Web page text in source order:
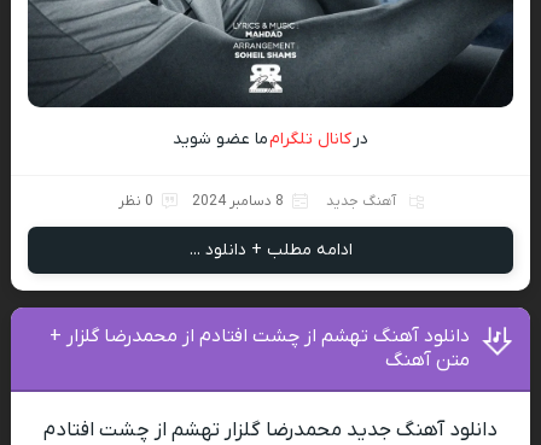
درکانال تلگرامما عضو شوید
آهنگ جدید 8 دسامبر 2024 0 نظر
ادامه مطلب + دانلود ...
دانلود آهنگ تهشم از چشت افتادم از محمدرضا گلزار +
متن آهنگ
دانلود آهنگ جدید محمدرضا گلزار تهشم از چشت افتادم